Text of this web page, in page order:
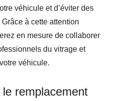
véhicule et d’éviter des
à cette attention
en mesure de collaborer
du vitrage et
véhicule.
remplacement